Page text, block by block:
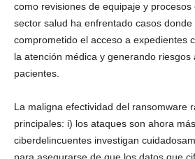
como revisiones de equipaje y
sector salud ha enfrentado casos donde
comprometido el acceso a expedientes
la atención médica y generando riesgos
pacientes.
La maligna efectividad del ransomware
principales: i) los ataques son ahora
ciberdelincuentes investigan